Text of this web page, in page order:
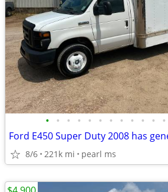
• • • • • • • • • • • •
8/6 221k mi pearl ms